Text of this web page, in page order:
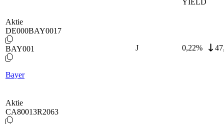
YIELD
Aktie
DE000BAY0017
BAY001
Bayer
J 0,22%
Aktie
CA80013R2063